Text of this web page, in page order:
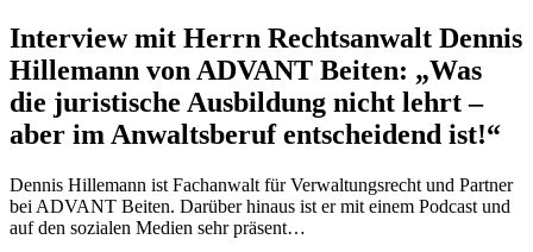
Interview mit Herrn Rechtsanwalt Dennis
Hillemann von ADVANT Beiten: „Was
die juristische Ausbildung nicht lehrt –
aber im Anwaltsberuf entscheidend ist!“
Dennis Hillemann ist Fachanwalt für Verwaltungsrecht und Partner
bei ADVANT Beiten. Darüber hinaus ist er mit einem Podcast und
auf den sozialen Medien sehr präsent…